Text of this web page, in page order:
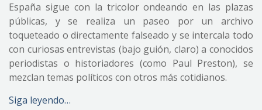
España sigue con la tricolor ondeando en las plazas
públicas, y se realiza un paseo por un archivo
toqueteado o directamente falseado y se intercala todo
con curiosas entrevistas (bajo guión, claro) a conocidos
periodistas o historiadores (como Paul Preston), se
mezclan temas políticos con otros más cotidianos.
Siga leyendo…